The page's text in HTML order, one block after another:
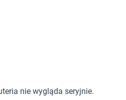
nie wygląda seryjnie.